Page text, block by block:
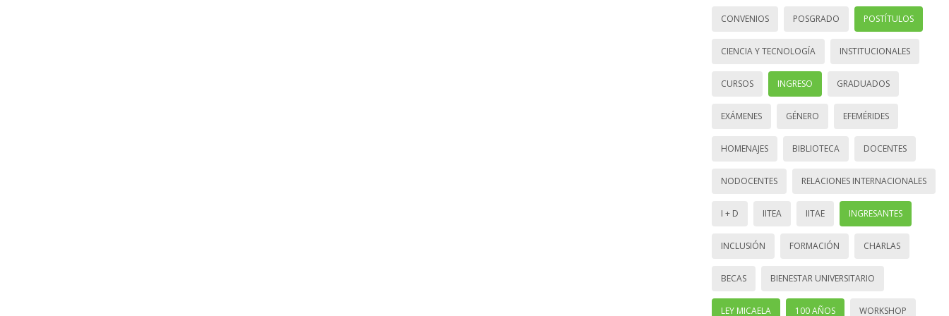
CONVENIOS POSGRADO POSTÍTULOS
CIENCIA Y TECNOLOGÍA INSTITUCIONALES
CURSOS INGRESO GRADUADOS
EXÁMENES GÉNERO EFEMÉRIDES
HOMENAJES BIBLIOTECA DOCENTES
NODOCENTES RELACIONES INTERNACIONALES
I + D IITEA IITAE INGRESANTES
INCLUSIÓN FORMACIÓN CHARLAS
BECAS BIENESTAR UNIVERSITARIO
LEY MICAELA 100 AÑOS WORKSHOP